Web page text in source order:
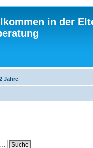
in der
Jahre